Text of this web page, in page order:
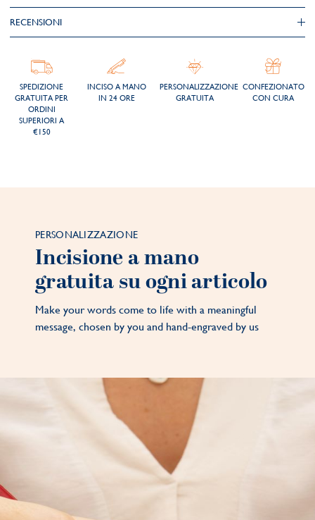
RECENSIONI
SPEDIZIONE
GRATUITA PER
ORDINI
SUPERIORI A
€150
INCISO A MANO
IN 24 ORE
PERSONALIZZAZIONE
GRATUITA
CONFEZIONATO
CON CURA
PERSONALIZZAZIONE
Incisione a mano
gratuita su ogni articolo
Make your words come to life with a meaningful
message, chosen by you and hand-engraved by us